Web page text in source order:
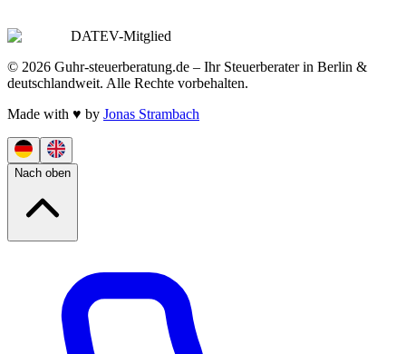
DATEV-Mitglied
© 2026 Guhr-steuerberatung.de – Ihr Steuerberater in Berlin &
deutschlandweit. Alle Rechte vorbehalten.
Made with ♥ by Jonas Strambach
Nach oben